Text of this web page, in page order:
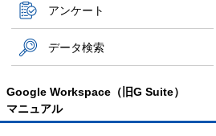
アンケート
データ検索
Google Workspace（旧G Suite）
マニュアル